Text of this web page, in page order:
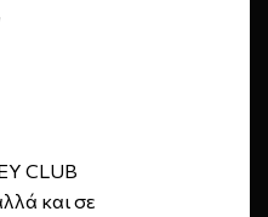
CLUB
και σε